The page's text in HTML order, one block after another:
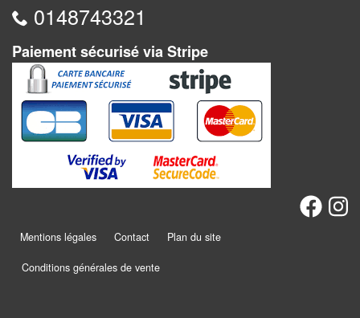
Extensions
Casse-
têtes
Accessoires
Backgammon
Jeux
Dominos
Jeu
0148743321
Paiement sécurisé via Stripe
Mentions légales Contact Plan du site
Conditions générales de vente